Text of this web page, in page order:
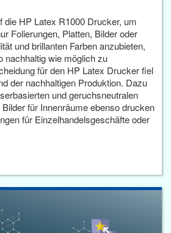
HP Latex R1000 Drucker, um
Folierungen, Platten, Bilder oder
und brillanten Farben anzubieten,
nachhaltig wie möglich zu
für den HP Latex Drucker fiel
der nachhaltigen Produktion. Dazu
und geruchsneutralen
für Innenräume ebenso drucken
für Einzelhandelsgeschäfte oder